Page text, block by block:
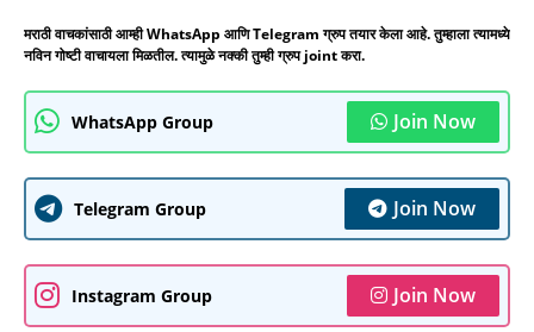
मराठी वाचकांसाठी आम्ही WhatsApp आणि Telegram ग्रुप तयार केला आहे. तुम्हाला त्यामध्ये
नविन गोष्टी वाचायला मिळतील. त्यामुळे नक्की तुम्ही ग्रुप joint करा.
WhatsApp Group Join Now
Telegram Group Join Now
Instagram Group Join Now